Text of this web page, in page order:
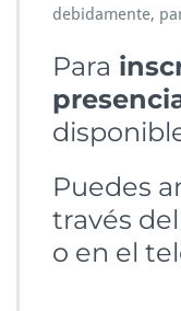
debidamente,
Para
Puedes
través
o en el